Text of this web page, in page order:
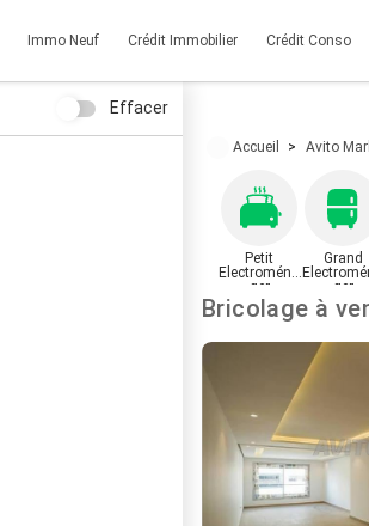
Immo Neuf Crédit Immobilier Crédit Conso
Effacer
Accueil Avito
Petit
Electroména
ger
Grand
ger